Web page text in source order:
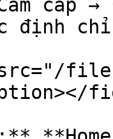
cáp →
định